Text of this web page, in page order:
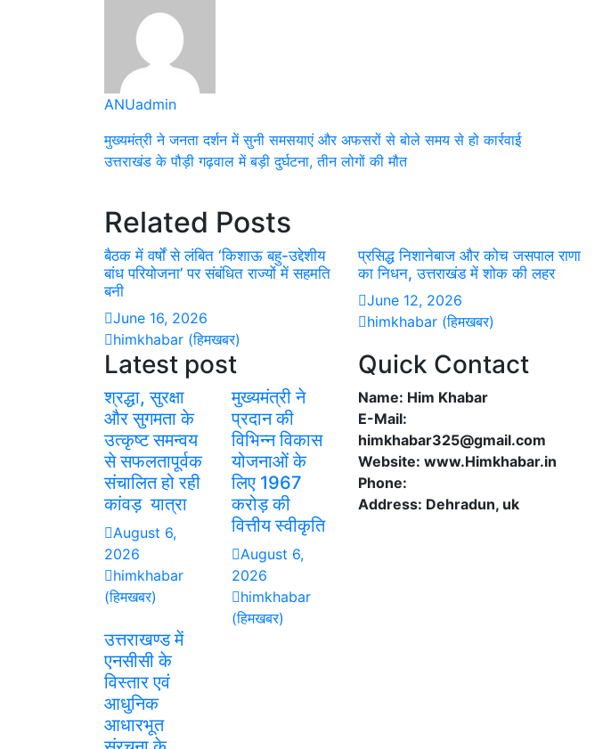
ANUadmin
Post
navigation
मुख्यमंत्री ने जनता दर्शन में सुनी समसयाएं और अफसरों से बोले समय से हो कार्रवाई
उत्तराखंड के पौड़ी गढ़वाल में बड़ी दुर्घटना, तीन लोगों की मौत
Related Posts
बैठक में वर्षों से लंबित ‘किशाऊ बहु-उद्देशीय
बांध परियोजना’ पर संबंधित राज्यों में सहमति
बनी
June 16, 2026
himkhabar (हिमखबर)
प्रसिद्ध निशानेबाज और कोच जसपाल राणा
का निधन, उत्तराखंड में शोक की लहर
June 12, 2026
himkhabar (हिमखबर)
Latest post
श्रद्धा, सुरक्षा
और सुगमता के
उत्कृष्ट समन्वय
से सफलतापूर्वक
संचालित हो रही
कांवड़ यात्रा
August 6,
2026
himkhabar
(हिमखबर)
मुख्यमंत्री ने
प्रदान की
विभिन्न विकास
योजनाओं के
लिए 1967
करोड़ की
वित्तीय स्वीकृति
August 6,
2026
himkhabar
(हिमखबर)
उत्तराखण्ड में
एनसीसी के
विस्तार एवं
आधुनिक
आधारभूत
Quick Contact
Name: Him Khabar
E-Mail:
himkhabar325@gmail.com
Website: www.Himkhabar.in
Phone:
Address: Dehradun, uk